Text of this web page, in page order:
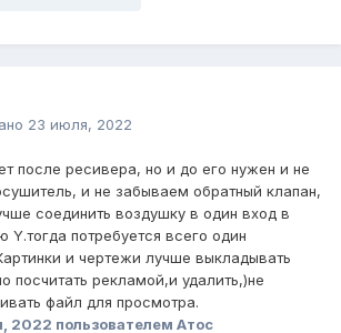
23 июля, 2022
после ресивера, но и до его нужен и не
и не забываем обратный клапан,
соединить воздушку в один вход в
потребуется всего один
и чертежи лучше выкладывать
рекламой,и удалить,)не
файл для просмотра.
2022 пользователем Атос